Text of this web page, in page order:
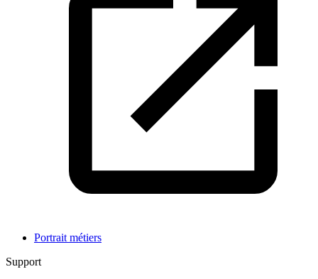
Portrait métiers
Support